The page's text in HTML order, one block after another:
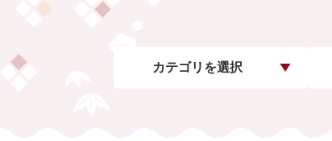
カテゴリを選択